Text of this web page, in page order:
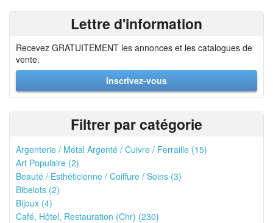
Lettre d'information
Recevez GRATUITEMENT les annonces et les catalogues de
vente.
Inscrivez-vous
Filtrer par catégorie
Argenterie / Métal Argenté / Cuivre / Ferraille (15)
Art Populaire (2)
Beauté / Esthéticienne / Coiffure / Soins (3)
Bibelots (2)
Bijoux (4)
Café, Hôtel, Restauration (Chr) (230)